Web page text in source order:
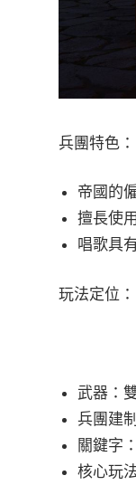
兵團特色：
帝國的
擅長使
唱歌具
玩法定位：
武器：
兵團建
關鍵字
核心玩